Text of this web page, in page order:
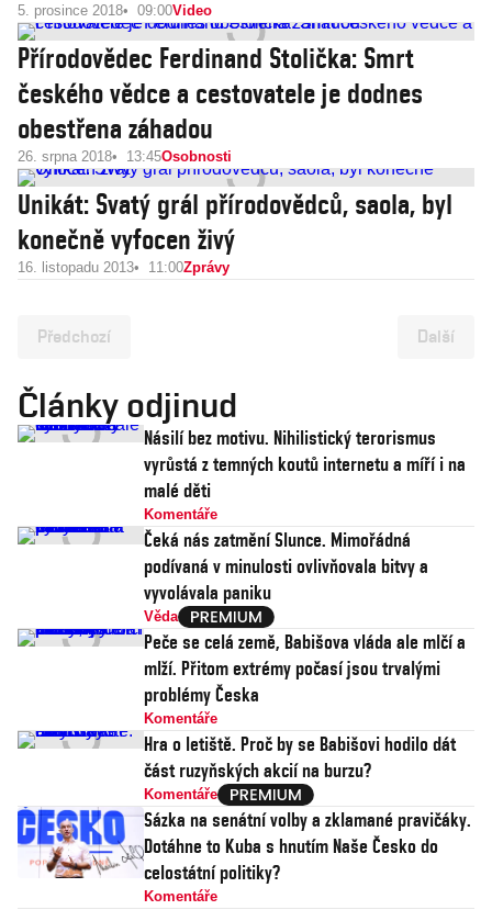
5. prosince 2018 09:00Video
Přírodovědec Ferdinand Stolička: Smrt
českého vědce a cestovatele je dodnes
obestřena záhadou
26. srpna 2018 13:45Osobnosti
Unikát: Svatý grál přírodovědců, saola, byl
konečně vyfocen živý
16. listopadu 2013 11:00Zprávy
Předchozí Další
Články odjinud
Násilí bez motivu. Nihilistický terorismus
vyrůstá z temných koutů internetu a míří i na
malé děti
Komentáře
Čeká nás zatmění Slunce. Mimořádná
podívaná v minulosti ovlivňovala bitvy a
vyvolávala paniku
Věda
Peče se celá země, Babišova vláda ale mlčí a
mlží. Přitom extrémy počasí jsou trvalými
problémy Česka
Komentáře
Hra o letiště. Proč by se Babišovi hodilo dát
část ruzyňských akcií na burzu?
Komentáře
Sázka na senátní volby a zklamané pravičáky.
Dotáhne to Kuba s hnutím Naše Česko do
celostátní politiky?
Komentáře